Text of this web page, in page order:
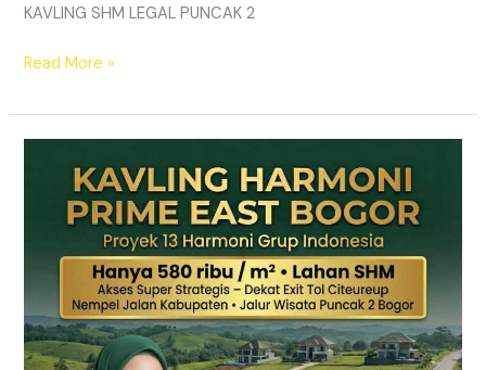
KAVLING SHM LEGAL PUNCAK 2
Read More »
MURAH
Puncak
Panduan
Lengkap